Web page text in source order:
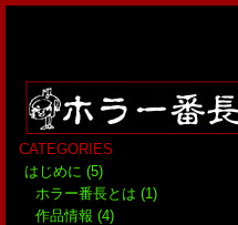
CATEGORIES
はじめに (5)
ホラー番長とは (1)
作品情報 (4)